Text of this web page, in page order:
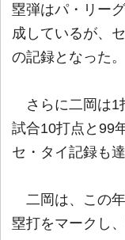
塁弾はパ・リー
成しているが、
の記録となった。
さらに二岡は1
試合10打点と99
セ・タイ記録も
二岡は、この
塁打をマークし